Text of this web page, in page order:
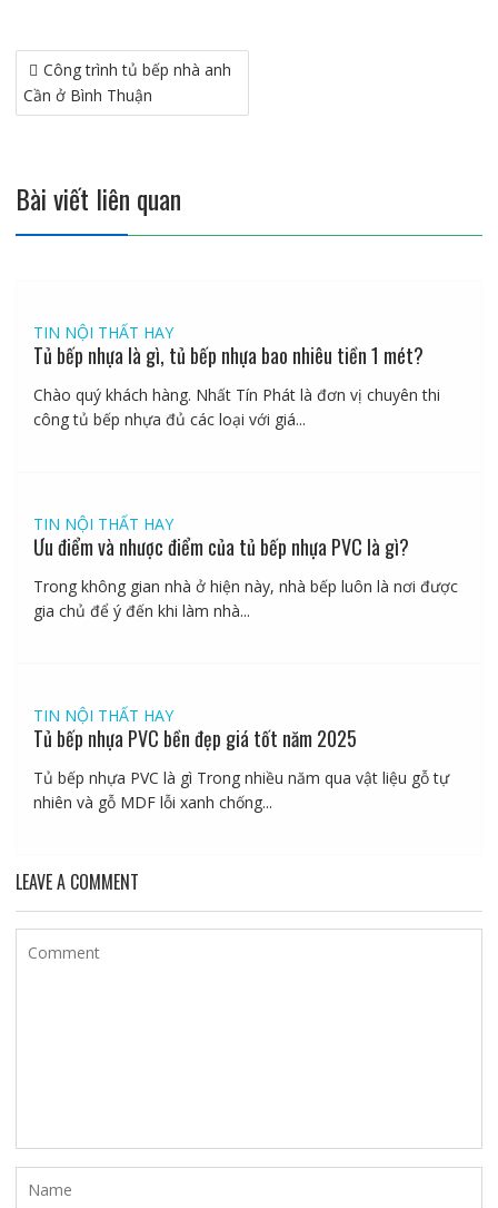
Điều
hướng
bài
Công trình tủ bếp nhà anh
Cần ở Bình Thuận
Bài viết liên quan
TIN NỘI THẤT HAY
Tủ bếp nhựa là gì, tủ bếp nhựa bao nhiêu tiền 1 mét?
Chào quý khách hàng. Nhất Tín Phát là đơn vị chuyên thi
công tủ bếp nhựa đủ các loại với giá...
TIN NỘI THẤT HAY
Ưu điểm và nhược điểm của tủ bếp nhựa PVC là gì?
Trong không gian nhà ở hiện này, nhà bếp luôn là nơi được
gia chủ để ý đến khi làm nhà...
TIN NỘI THẤT HAY
Tủ bếp nhựa PVC bền đẹp giá tốt năm 2025
Tủ bếp nhựa PVC là gì Trong nhiều năm qua vật liệu gỗ tự
nhiên và gỗ MDF lỗi xanh chống...
LEAVE A COMMENT